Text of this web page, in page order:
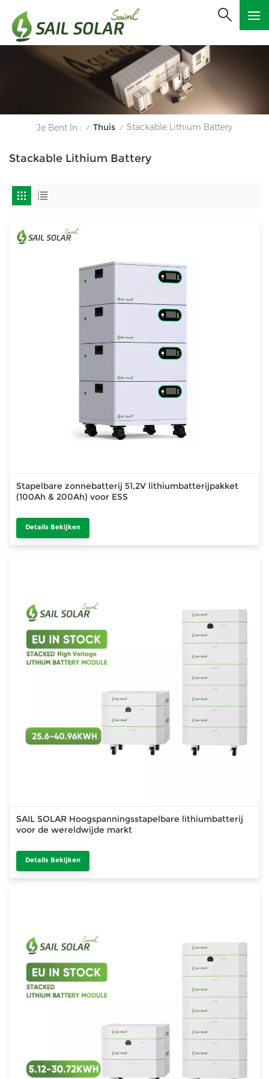
Je Bent In : / Thuis / Stackable Lithium Battery
Stackable Lithium Battery
Stapelbare zonnebatterij 51,2V lithiumbatterijpakket
(100Ah & 200Ah) voor ESS
Details Bekijken
SAIL SOLAR Hoogspanningsstapelbare lithiumbatterij
voor de wereldwijde markt
Details Bekijken